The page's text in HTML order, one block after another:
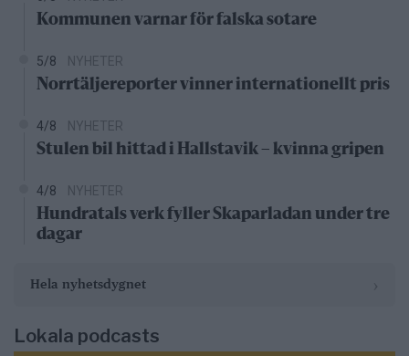
Kommunen varnar för falska sotare
5/8 NYHETER
Norrtäljereporter vinner internationellt pris
4/8 NYHETER
Stulen bil hittad i Hallstavik – kvinna gripen
4/8 NYHETER
Hundratals verk fyller Skaparladan under tre
dagar
Hela nyhetsdygnet
Lokala podcasts